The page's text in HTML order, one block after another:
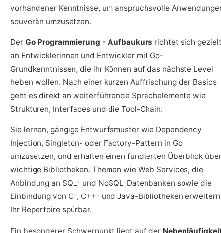
vorhandener Kenntnisse, um anspruchsvolle
souverän umzusetzen.
Der Go Programmierung - Aufbaukurs richtet sich gezielt
an Entwicklerinnen und Entwickler mit Go-
Grundkenntnissen, die ihr Können auf das nächste Level
heben wollen. Nach einer kurzen Auffrischung der Basics
geht es direkt an weiterführende Sprachelemente wie
Strukturen, Interfaces und die Tool-Chain.
Sie lernen, gängige Entwurfsmuster wie Dependency
Injection, Singleton- oder Factory-Pattern in Go
umzusetzen, und erhalten einen fundierten Überblick über
wichtige Bibliotheken. Themen wie Web Services, die
Anbindung an SQL- und NoSQL-Datenbanken sowie die
Einbindung von C-, C++- und Java-Bibliotheken erweitern
Ihr Repertoire spürbar.
Ein besonderer Schwerpunkt liegt auf der